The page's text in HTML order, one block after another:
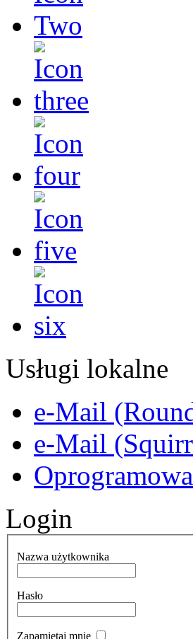
Usługi lokalne
e-Mail
e-Mail
Login
Nazwa użytkownika
Hasło
Zapamietaj mnie